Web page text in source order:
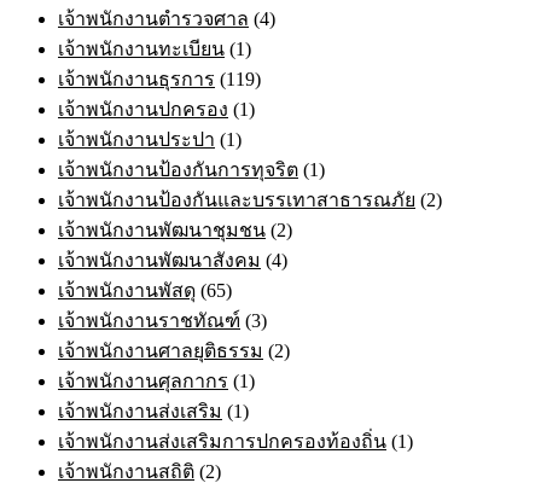
เจ้าพนักงานตำรวจศาล (4)
เจ้าพนักงานทะเบียน (1)
เจ้าพนักงานธุรการ (119)
เจ้าพนักงานปกครอง (1)
เจ้าพนักงานประปา (1)
เจ้าพนักงานป้องกันการทุจริต (1)
เจ้าพนักงานป้องกันและบรรเทาสาธารณภัย (2)
เจ้าพนักงานพัฒนาชุมชน (2)
เจ้าพนักงานพัฒนาสังคม (4)
เจ้าพนักงานพัสดุ (65)
เจ้าพนักงานราชทัณฑ์ (3)
เจ้าพนักงานศาลยุติธรรม (2)
เจ้าพนักงานศุลกากร (1)
เจ้าพนักงานส่งเสริม (1)
เจ้าพนักงานส่งเสริมการปกครองท้องถิ่น (1)
เจ้าพนักงานสถิติ (2)